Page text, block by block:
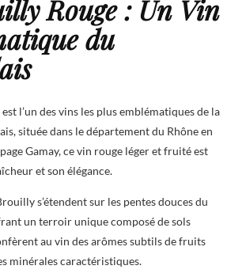
Rouge : Un Vin
du
l’un des vins les plus emblématiques de la
située dans le département du Rhône en
Gamay, ce vin rouge léger et fruité est
et son élégance.
s’étendent sur les pentes douces du
un terroir unique composé de sols
au vin des arômes subtils de fruits
minérales caractéristiques.